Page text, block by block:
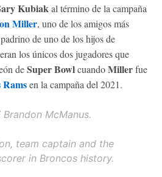
Kubiakal término de la campaña
Miller, uno de los amigos más
de uno de los hijos de
los únicos dos jugadores que
deSuper BowlcuandoMillerfue
Ramsen la campaña del 2021.
McManus.
team captain and the
in Broncos history.